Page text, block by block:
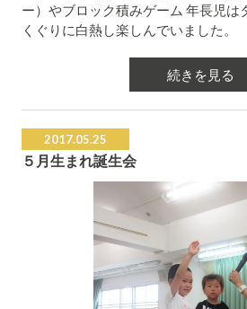
ー）やブロック積みゲーム 年長児は
くぐりに白熱し楽しんでいました。
続きを見る
2017.05.25
５月生まれ誕生会